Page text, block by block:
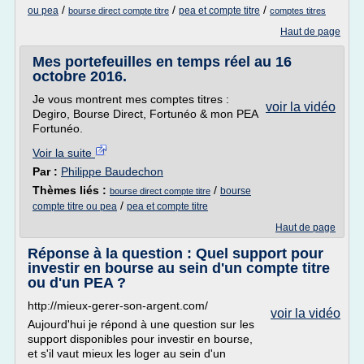
ou pea / bourse direct compte titre / pea et compte titre / comptes titres
Haut de page
Mes portefeuilles en temps réel au 16
octobre 2016.
voir la vidéo
Je vous montrent mes comptes titres :
Degiro, Bourse Direct, Fortunéo & mon PEA
Fortunéo.
Voir la suite
Par : Philippe Baudechon
Thèmes liés : bourse direct compte titre / bourse
compte titre ou pea / pea et compte titre
Haut de page
Réponse à la question : Quel support pour
investir en bourse au sein d'un compte titre
ou d'un PEA ?
voir la vidéo
http://mieux-gerer-son-argent.com/
Aujourd'hui je répond à une question sur les
support disponibles pour investir en bourse,
et s'il vaut mieux les loger au sein d'un